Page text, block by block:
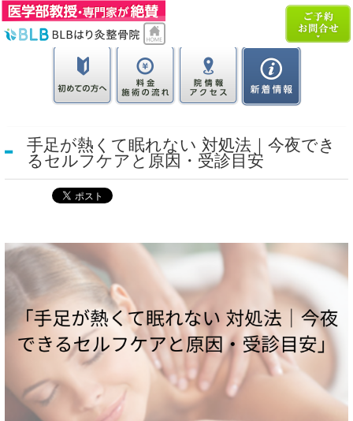
手足が熱くて眠れない 対処法｜今夜でき
るセルフケアと原因・受診目安